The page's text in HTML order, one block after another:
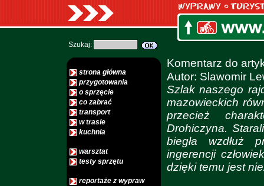
Szukaj:
strona główna
przygotowania
o sprzęcie
co zabrać
transport
w trasie
kuchnia
warsztat
testy sprzętu
reportaże z wypraw
Komentarz do
Autor: Slawomir
Szlak naszego
mazowieckich
przecież
Drohiczyna.
biegła wzdłuż
ingerencji
dzięki temu jest